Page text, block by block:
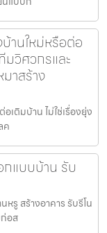
านใหม่หรือต่อ
มวิศวกรและ
าสร้าง
เติมบ้าน ไม่ใช่เรื่องยุ่ง
ค
กแบบบ้าน รับ
หรู สร้างอาคาร รับรีโน
อส